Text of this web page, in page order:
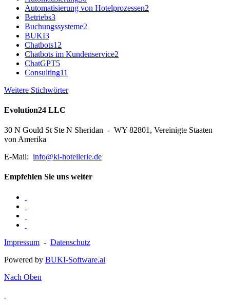
Automatisierung von Hotelprozessen2
Betriebs3
Buchungssysteme2
BUKI3
Chatbots12
Chatbots im Kundenservice2
ChatGPT5
Consulting11
Weitere Stichwörter
Evolution24 LLC
30 N Gould St Ste N Sheridan - WY 82801, Vereinigte Staaten
von Amerika
E-Mail: info@ki-hotellerie.de
Empfehlen Sie uns weiter
Impressum - Datenschutz
Powered by BUKI-Software.ai
Nach Oben